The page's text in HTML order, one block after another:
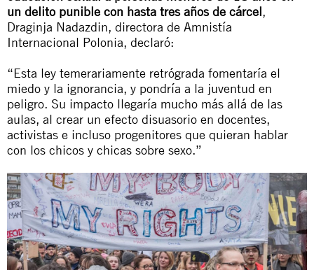
un delito punible con hasta tres años de cárcel,
Draginja Nadazdin, directora de Amnistía
Internacional Polonia, declaró:
“Esta ley temerariamente retrógrada fomentaría el
miedo y la ignorancia, y pondría a la juventud en
peligro. Su impacto llegaría mucho más allá de las
aulas, al crear un efecto disuasorio en docentes,
activistas e incluso progenitores que quieran hablar
con los chicos y chicas sobre sexo.”